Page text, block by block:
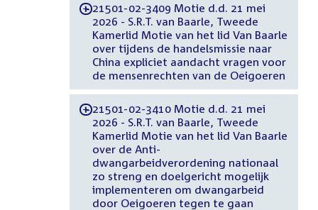
-21501-02-3409 Motie d.d. 21 mei
2026 - S.R.T. van Baarle, Tweede
Kamerlid Motie van het lid Van Baarle
over tijdens de handelsmissie naar
China expliciet aandacht vragen voor
de mensenrechten van de Oeigoeren
-21501-02-3410 Motie d.d. 21 mei
2026 - S.R.T. van Baarle, Tweede
Kamerlid Motie van het lid Van Baarle
over de Anti-
dwangarbeidverordening nationaal
zo streng en doelgericht mogelijk
implementeren om dwangarbeid
door Oeigoeren tegen te gaan